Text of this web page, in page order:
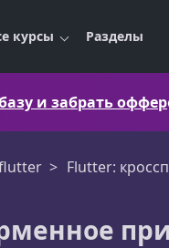
курсы Разделы
и забрать оффер
Flutter: